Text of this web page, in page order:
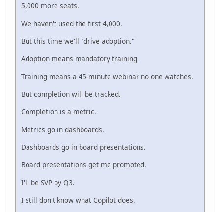
5,000 more seats.
We haven't used the first 4,000.
But this time we'll "drive adoption."
Adoption means mandatory training.
Training means a 45-minute webinar no one watches.
But completion will be tracked.
Completion is a metric.
Metrics go in dashboards.
Dashboards go in board presentations.
Board presentations get me promoted.
I'll be SVP by Q3.
I still don't know what Copilot does.